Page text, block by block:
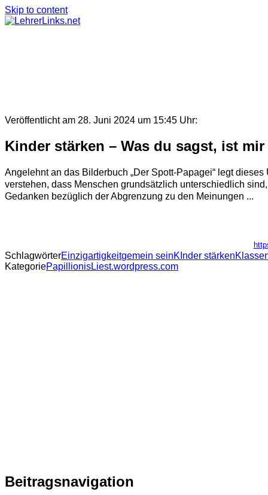
Skip to content
Veröffentlicht am 28. Juni 2024 um 15:45 Uhr:
Kinder stärken – Was du sagst, ist mir
Angelehnt an das Bilderbuch „Der Spott-Papagei“ legt
verstehen, dass Menschen grundsätzlich unterschiedlich
Gedanken bezüglich der Abgrenzung zu den Meinungen ...
SchlagwörterEinzigartigkeitgemein seinKInder stärken
KategoriePapillionisLiest.wordpress.com
Beitragsnavigation